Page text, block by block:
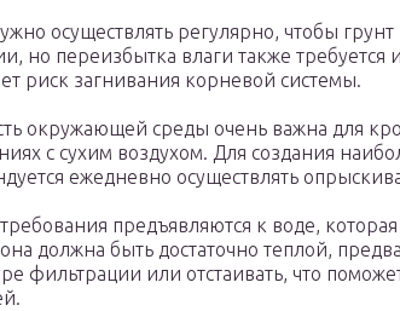
осуществлять регулярно, чтобы
но переизбытка влаги также требуется
риск загнивания корневой системы.
окружающей среды очень важна для
с сухим воздухом. Для создания
ежедневно осуществлять
предъявляются к воде, которая
должна быть достаточно теплой,
фильтрации или отстаивать, что